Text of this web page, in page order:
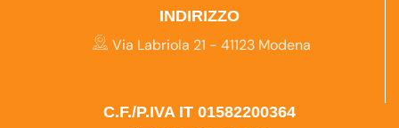
INDIRIZZO
Via Labriola 21 - 41123 Modena
C.F./P.IVA IT 01582200364